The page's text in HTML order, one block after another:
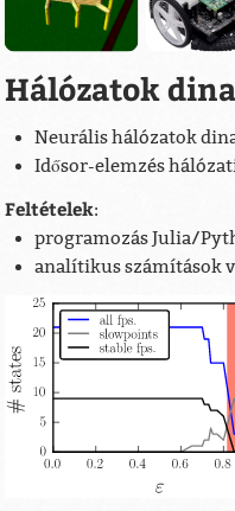
Hálózatok
Neurális hálózatok
Idősor-elemzés
Feltételek:
programozás Julia/
analítikus számítások